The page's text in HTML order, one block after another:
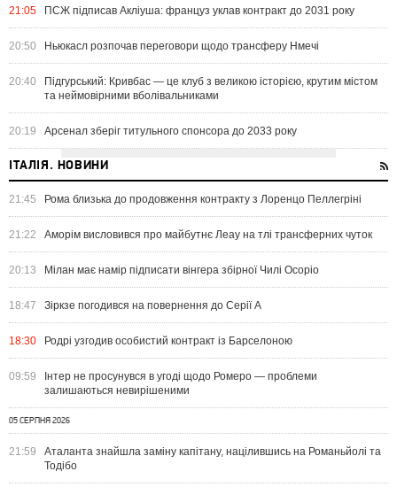
21:05 ПСЖ підписав Акліуша: француз уклав контракт до 2031 року
20:50 Ньюкасл розпочав переговори щодо трансферу Нмечі
20:40
Підгурський: Кривбас — це клуб з великою історією, крутим містом
та неймовірними вболівальниками
20:19 Арсенал зберіг титульного спонсора до 2033 року
ІТАЛІЯ. НОВИНИ
21:45 Рома близька до продовження контракту з Лоренцо Пеллегріні
21:22 Аморім висловився про майбутнє Леау на тлі трансферних чуток
20:13 Мілан має намір підписати вінгера збірної Чилі Осоріо
18:47 Зіркзе погодився на повернення до Серії А
18:30 Родрі узгодив особистий контракт із Барселоною
09:59
Інтер не просунувся в угоді щодо Ромеро — проблеми
залишаються невирішеними
05 СЕРПНЯ 2026
21:59
Аталанта знайшла заміну капітану, націлившись на Романьйолі та
Тодібо